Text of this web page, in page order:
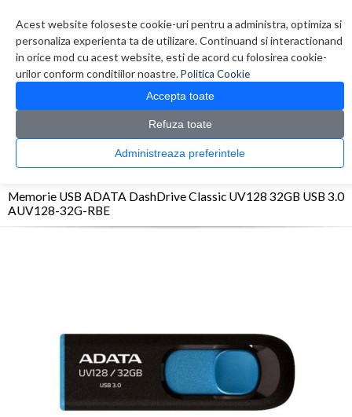
Acest website foloseste cookie-uri pentru a administra, optimiza si
personaliza experienta ta de utilizare. Continuand si interactionand
in orice mod cu acest website, esti de acord cu folosirea cookie-
urilor conform conditiilor noastre.Politica Cookie
Accepta toate
Refuza toate
Administreaza preferintele
0 produs(e)
CATALOG PRODUSE
> Memorii USB > Memorie USB ADATA DashDrive Classic
Memorie USB ADATA DashDrive Classic UV128 32GB USB 3.0
AUV128-32G-RBE